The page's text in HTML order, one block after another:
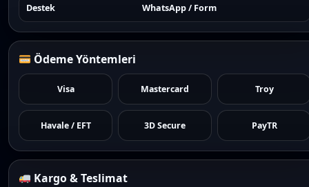
Destek WhatsApp / Form
Ödeme Yöntemleri
Visa Mastercard Troy
Havale / EFT 3D Secure PayTR
Kargo & Teslimat